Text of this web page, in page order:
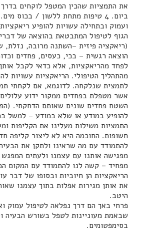
ביום. 4 טיפות מתחת ללשון / בכוס
ועמוק ובתחילה עשויות להופיע
הגוף לטיפול המתבטאת בהוצאה של
(ריאקציה פיזית –השתנה מרובה, נזלת,
הוצאה רגשית – בכי, כעסים, פחדים
לפחד מהריאקציות, אלא כדאי לקבל
מהתהליך הטיפולי. הריאקציות עשויות
אשר מטפלת בפחדים ממקור ידוע
השטח פחדים שונים שאותם הדחקתי.
להופיע במודע או שלא במודע – למשל
התמציות משילות מעלינו את הקליפות
חשופות. החוכמה היא לא ליצור קליפה
להתמודד עם מה שראינו ולתקן את
מפגישה אותנו עם עצמנו ולעתים המפגש
מפחיד – קשה לנו להתמודד עם המקום
הריאקציות הן חיוביות ובסופו של דבר
את אותן מגירות אפלות בתוך עצמנו
היטב.
פרחי באך הם דרך נפלאה לטיפול עמוק
שבאמת מעוניינות לטפל בשורש הבעיה
בסימפטומים.